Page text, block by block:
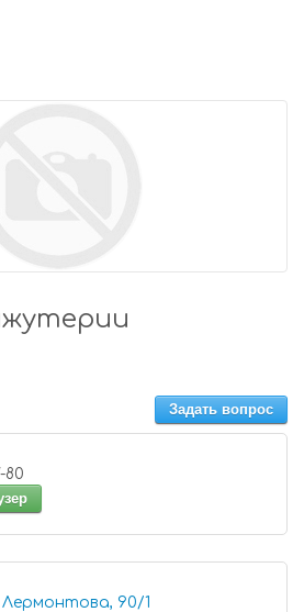
Задать вопрос
37-80
Лермонтова, 90/1